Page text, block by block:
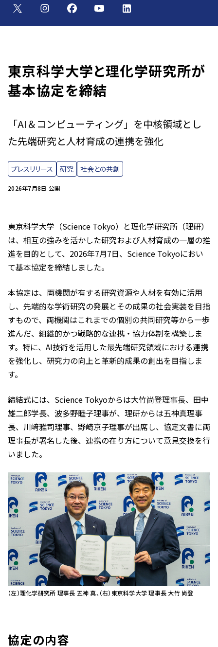
東京科学大学と理化学研究所が
基本協定を締結
2026年7月8日 公開
「AI＆コンピューティング」を中核領域とし
た先端研究と人材育成の連携を強化
プレスリリース 研究 社会との共創
東京科学大学（Science Tokyo）と理化学研究所（理研）
は、相互の強みを活かした研究および人材育成の一層の推
進を目的として、2026年7月7日、Science Tokyoにおい
て基本協定を締結しました。
本協定は、両機関が有する研究資源や人材を有効に活用
し、先端的な学術研究の発展とその成果の社会実装を目指
すもので、両機関はこれまでの個別の共同研究等から一歩
進んだ、組織的かつ戦略的な連携・協力体制を構築しま
す。特に、AI技術を活用した最先端研究領域における連携
を強化し、研究力の向上と革新的成果の創出を目指しま
す。
締結式には、Science Tokyoからは大竹尚登理事長、田中
雄二郎学長、波多野睦子理事が、理研からは五神真理事
長、川﨑雅司理事、野崎京子理事が出席し、協定文書に両
理事長が署名した後、連携の在り方について意見交換を行
いました。
（左）理化学研究所 理事長 五神 真、（右）東京科学大学 理事長 大竹 尚登
協定の内容